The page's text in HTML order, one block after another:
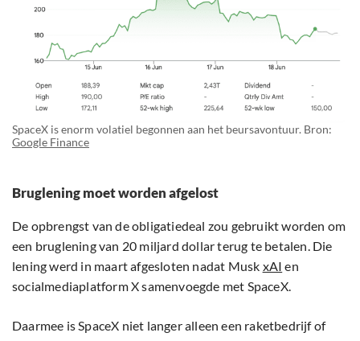
SpaceX is enorm volatiel begonnen aan het beursavontuur. Bron:
Google Finance
Bruglening moet worden afgelost
De opbrengst van de obligatiedeal zou gebruikt worden om
een bruglening van 20 miljard dollar terug te betalen. Die
lening werd in maart afgesloten nadat Musk xAI en
socialmediaplatform X samenvoegde met SpaceX.
Daarmee is SpaceX niet langer alleen een raketbedrijf of